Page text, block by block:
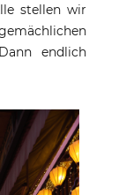
stellen wir
endlich